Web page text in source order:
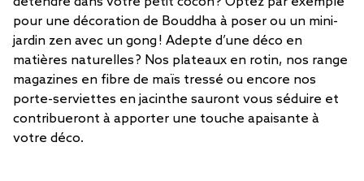
pour une décoration de Bouddha à poser ou un mini-
jardin zen avec un gong ! Adepte d’une déco en
matières naturelles ? Nos plateaux en rotin, nos range
magazines en fibre de maïs tressé ou encore nos
porte-serviettes en jacinthe sauront vous séduire et
contribueront à apporter une touche apaisante à
votre déco.